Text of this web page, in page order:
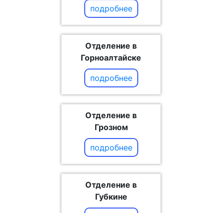
подробнее
Отделение в
Горноалтайске
подробнее
Отделение в
Грозном
подробнее
Отделение в
Губкине